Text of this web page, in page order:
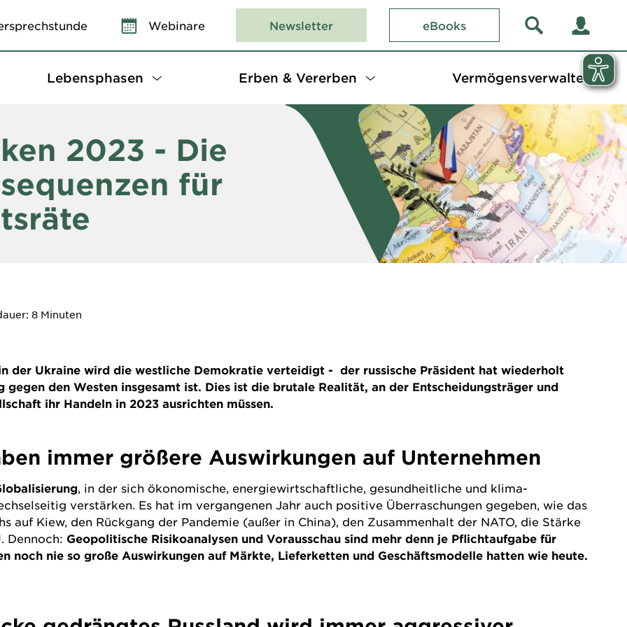
Webinare Newsletter eBooks
Lebensphasen Erben & Vererben Vermögensverwalter
2023 - Die
für
8 Minuten
der Ukraine wird die westliche Demokratie verteidigt - der russische Präsident hat wiederholt
den Westen insgesamt ist. Dies ist die brutale Realität, an der Entscheidungsträger und
ihr Handeln in 2023 ausrichten müssen.
immer größere Auswirkungen auf Unternehmen
, in der sich ökonomische, energiewirtschaftliche, gesundheitliche und klima-
verstärken. Es hat im vergangenen Jahr auch positive Überraschungen gegeben, wie das
auf Kiew, den Rückgang der Pandemie (außer in China), den Zusammenhalt der NATO, die Stärke
Dennoch: Geopolitische Risikoanalysen und Vorausschau sind mehr denn je Pflichtaufgabe für
noch nie so große Auswirkungen auf Märkte, Lieferketten und Geschäftsmodelle hatten wie heute.